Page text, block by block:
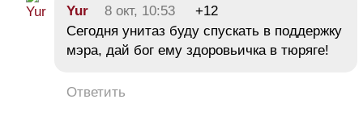
Yur 8 окт, 10:53
+12
Сегодня унитаз буду спускать в поддержку
мэра, дай бог ему здоровьичка в тюряге!
Ответить